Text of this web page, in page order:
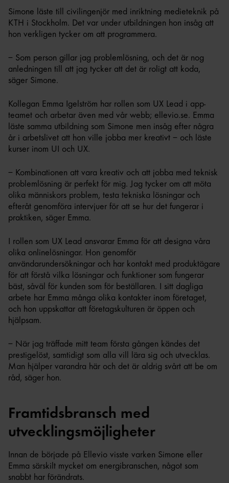
Simone läste till civilingenjör med inriktning medieteknik på
KTH i Stockholm. Det var under utbildningen hon insåg att
hon verkligen tycker om att programmera.
– Som person gillar jag problemlösning, och det är nog
anledningen till att jag tycker att det är roligt att koda,
säger Simone.
Kollegan Emma Igelström har rollen som UX Lead i app-
teamet och arbetar även med vår webb; ellevio.se. Emma
läste samma utbildning som Simone men insåg efter några
år i arbetslivet att hon ville jobba mer kreativt – och läste
kurser inom UI och UX.
– Kombinationen att vara kreativ och att jobba med teknisk
problemlösning är perfekt för mig. Jag tycker om att möta
olika människors problem, testa tekniska lösningar och
efteråt genomföra intervjuer för att se hur det fungerar i
praktiken, säger Emma.
I rollen som UX Lead ansvarar Emma för att designa våra
olika onlinelösningar. Hon genomför
användarundersökningar och har kontakt med produktägare
för att förstå vilka lösningar och funktioner som fungerar
bäst, såväl för kunden som för beställaren. I sitt dagliga
arbete har Emma många olika kontakter inom företaget,
och hon uppskattar att företagskulturen är öppen och
hjälpsam.
– När jag träffade mitt team första gången kändes det
prestigelöst, samtidigt som alla vill lära sig och utvecklas.
Man hjälper varandra här och det är aldrig svårt att be om
råd, säger hon.
Framtidsbransch med
utvecklingsmöjligheter
Innan de började på Ellevio visste varken Simone eller
Emma särskilt mycket om energibranschen, något som
snabbt har förändrats.